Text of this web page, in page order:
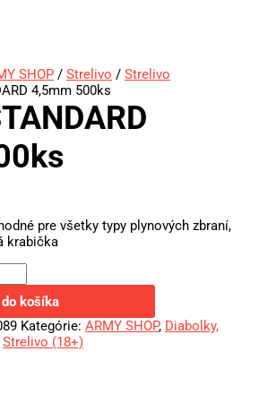
SHOP / Strelivo / Strelivo
4,5mm 500ks
pre všetky typy plynových zbraní,
krabička
košíka
Kategórie: ARMY SHOP, Diabolky,
Strelivo (18+)